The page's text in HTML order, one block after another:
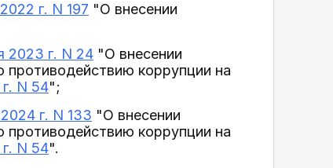
г. N 197 "О внесении
2023 г. N 24 "О внесении
противодействию коррупции на
N 54";
г. N 133 "О внесении
противодействию коррупции на
N 54".